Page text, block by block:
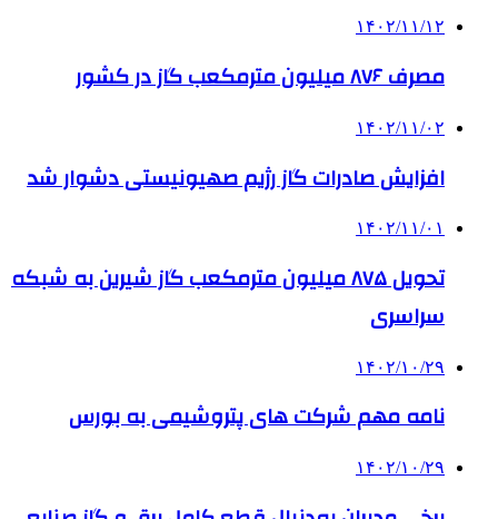
۱۴۰۲/۱۱/۱۲
مصرف ۸۷۶ میلیون مترمکعب گاز در کشور
۱۴۰۲/۱۱/۰۲
افزایش صادرات گاز رژیم صهیونیستی دشوار شد
۱۴۰۲/۱۱/۰۱
تحویل ۸۷۵ میلیون مترمکعب گاز شیرین به شبکه
سراسری
۱۴۰۲/۱۰/۲۹
نامه مهم شرکت های پتروشیمی به بورس
۱۴۰۲/۱۰/۲۹